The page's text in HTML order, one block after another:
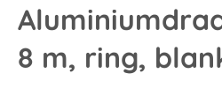
8 m, ring,